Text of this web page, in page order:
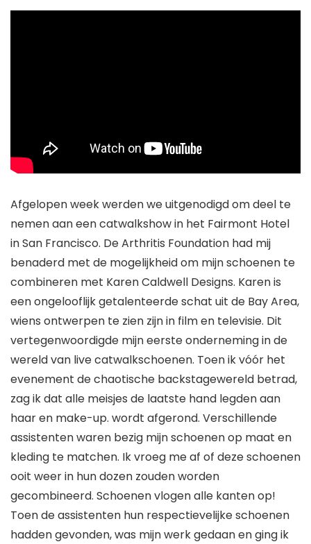
Afgelopen week werden we uitgenodigd om deel te
nemen aan een catwalkshow in het Fairmont Hotel
in San Francisco. De Arthritis Foundation had mij
benaderd met de mogelijkheid om mijn schoenen te
combineren met Karen Caldwell Designs. Karen is
een ongelooflijk getalenteerde schat uit de Bay Area,
wiens ontwerpen te zien zijn in film en televisie. Dit
vertegenwoordigde mijn eerste onderneming in de
wereld van live catwalkschoenen. Toen ik vóór het
evenement de chaotische backstagewereld betrad,
zag ik dat alle meisjes de laatste hand legden aan
haar en make-up. wordt afgerond. Verschillende
assistenten waren bezig mijn schoenen op maat en
kleding te matchen. Ik vroeg me af of deze schoenen
ooit weer in hun dozen zouden worden
gecombineerd. Schoenen vlogen alle kanten op!
Toen de assistenten hun respectievelijke schoenen
hadden gevonden, was mijn werk gedaan en ging ik